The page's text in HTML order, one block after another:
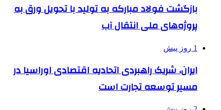
بازگشت فولاد مبارکه به تولید با تحویل ورق به
پروژه‌های ملی انتقال آب
1 روز پیش
ایران، شریک راهبردی اتحادیه اقتصادی اوراسیا در
مسیر توسعه تجارت است